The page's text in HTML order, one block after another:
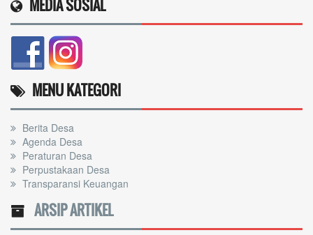
MEDIA SOSIAL
MENU KATEGORI
Berita Desa
Agenda Desa
Peraturan Desa
Perpustakaan Desa
Transparansi Keuangan
ARSIP ARTIKEL